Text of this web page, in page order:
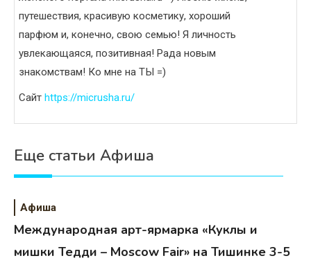
путешествия, красивую косметику, хороший
парфюм и, конечно, свою семью! Я личность
увлекающаяся, позитивная! Рада новым
знакомствам! Ко мне на ТЫ =)
Сайт https://micrusha.ru/
Еще статьи Афиша
Афиша
Международная арт-ярмарка «Куклы и
мишки Тедди – Moscow Fair» на Тишинке 3-5